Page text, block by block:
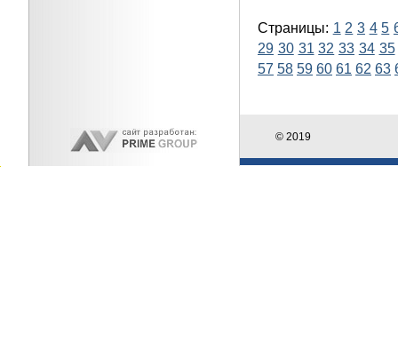
Страницы: 1 2 3 4 5
29 30 31 32 33 34 35
57 58 59 60 61 62 63
© 2019